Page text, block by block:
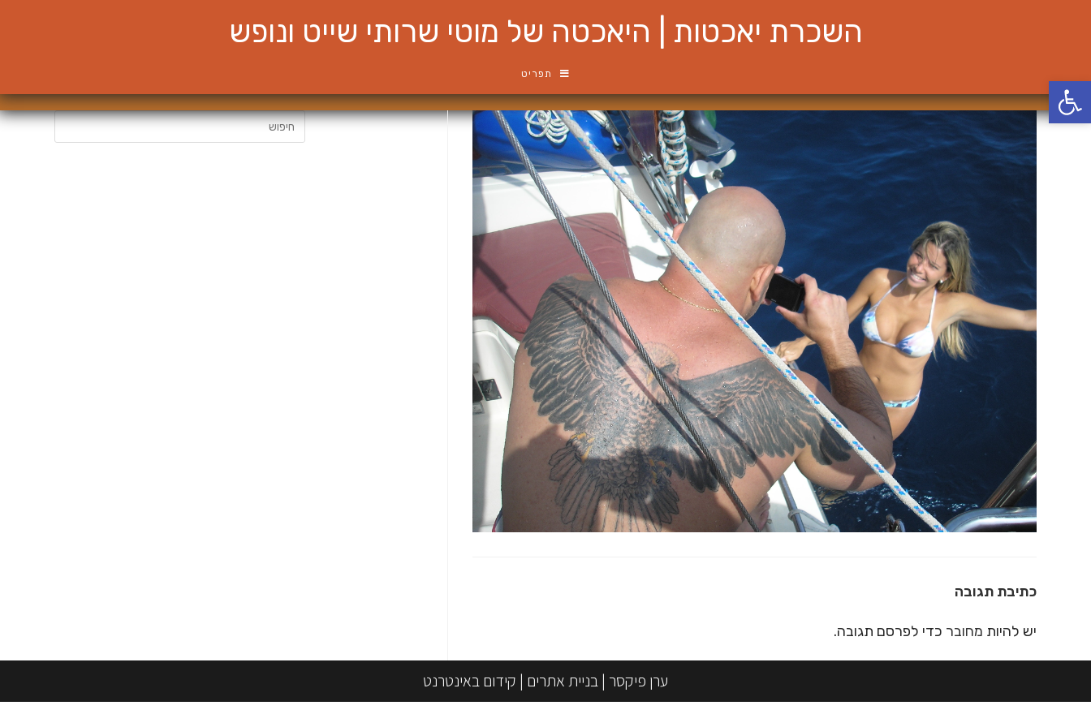
פתח סרגל נגישות
השכרת יאכטות | היאכטה של מוטי שרותי שייט ונופש
תפריט
כתיבת תגובה
יש להיות מחובר כדי לפרסם תגובה.
חיפוש:
ערן פיקסר |בניית אתרים | קידום באינטרנט